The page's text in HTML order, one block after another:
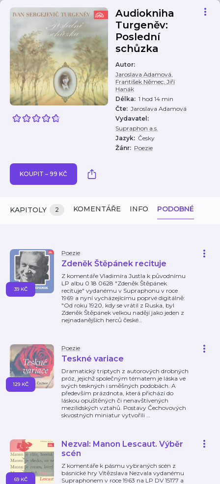
Audiokniha
Turgeněv:
Poslední
schůzka
Autor:
Jaroslava Adamová,
František Němec, Jiří
Hanák
Délka: 1 hod 14 min
Čte: Jaroslava Adamová
Vydavatel :
Supraphon a.s.
Jazyk: Česky
Žánr: Poezie
KOUPIT – 99 KČ
KAPITOLY 2 KOMENTÁŘE INFO PODOBNÉ
Poezie
Zdeněk Štěpánek recituje
Z komentáře Vladimíra Justla k původnímu
LP albu 0 18 0628 "Zdeněk Štěpánek
recituje" vydanému v Supraphonu v roce
1969 a nyní vycházejícímu poprvé digitálně:
"Od roku 1920, kdy se vrátil z Ruska, byl
Zdeněk Štěpánek velkou nadějí jako jeden z
nejnadanějších herců české…
39 KČ
Poezie
Teskné variace
Dramatický triptych z autorových drobných
próz, jejichž společným tématem je láska ve
svých teskných i směšných podobách. A
především prázdnota, která přichází do
láskou opuštěných či nenavštívených
mezilidských vztahů. Postavy Čechovových
skvostných miniatur vytvořili …
129 KČ
Nezval: Manon Lescaut. Výběr
scén
Z komentáře k pásmu vybraných scén z
básnické hry Vítězslava Nezvala vydanému
Supraphonem v roce 1963 na LP DV 15177 a
69 KČ